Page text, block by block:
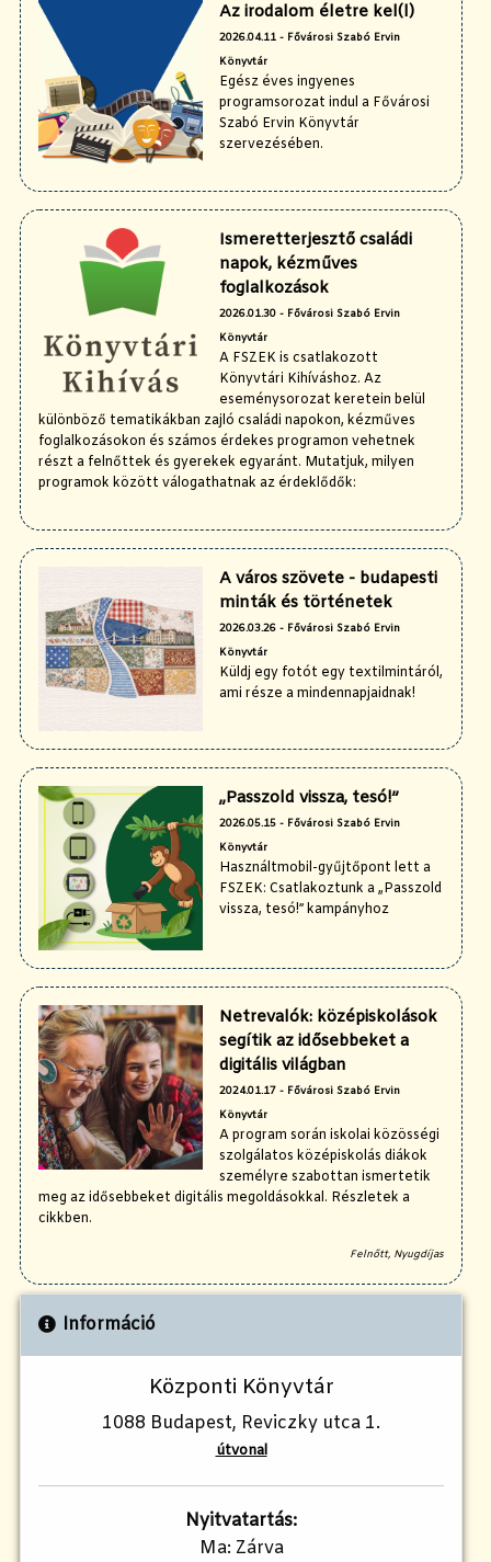
Az irodalom életre kel(l)
2026.04.11 - Fővárosi Szabó Ervin
Könyvtár
Egész éves ingyenes
programsorozat indul a Fővárosi
Szabó Ervin Könyvtár
szervezésében.
Ismeretterjesztő családi
napok, kézműves
foglalkozások
2026.01.30 - Fővárosi Szabó Ervin
Könyvtár
A FSZEK is csatlakozott
Könyvtári Kihíváshoz. Az
eseménysorozat keretein belül
különböző tematikákban zajló családi napokon, kézműves
foglalkozásokon és számos érdekes programon vehetnek
részt a felnőttek és gyerekek egyaránt. Mutatjuk, milyen
programok között válogathatnak az érdeklődők:
A város szövete - budapesti
minták és történetek
2026.03.26 - Fővárosi Szabó Ervin
Könyvtár
Küldj egy fotót egy textilmintáról,
ami része a mindennapjaidnak!
„Passzold vissza, tesó!”
2026.05.15 - Fővárosi Szabó Ervin
Könyvtár
Használtmobil-gyűjtőpont lett a
FSZEK: Csatlakoztunk a „Passzold
vissza, tesó!” kampányhoz
Netrevalók: középiskolások
segítik az idősebbeket a
digitális világban
2024.01.17 - Fővárosi Szabó Ervin
Könyvtár
A program során iskolai közösségi
szolgálatos középiskolás diákok
személyre szabottan ismertetik
meg az idősebbeket digitális megoldásokkal. Részletek a
cikkben.
Felnőtt, Nyugdíjas
Információ
Központi Könyvtár
1088 Budapest, Reviczky utca 1.
útvonal
Nyitvatartás:
Ma: Zárva